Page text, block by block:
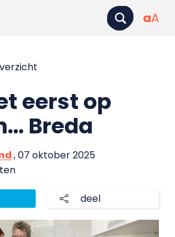
aA
eerst op
Breda
, 07 oktober 2025
deel